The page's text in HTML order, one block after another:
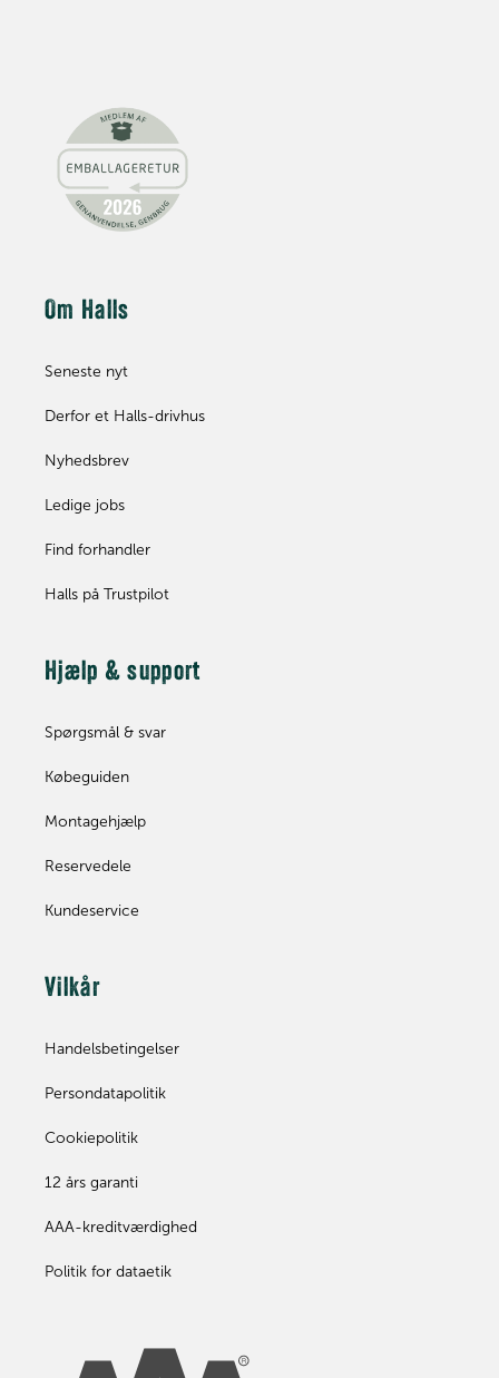
Om Halls
Seneste nyt
Derfor et Halls-drivhus
Nyhedsbrev
Ledige jobs
Find forhandler
Halls på Trustpilot
Hjælp & support
Spørgsmål & svar
Købeguiden
Montagehjælp
Reservedele
Kundeservice
Vilkår
Handelsbetingelser
Persondatapolitik
Cookiepolitik
12 års garanti
AAA-kreditværdighed
Politik for dataetik